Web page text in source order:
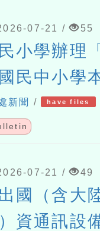
07-21 / 55
小學辦理
民中小學
學支援老
新聞 / have files
07-21 / 49
出國（含大
資通訊設